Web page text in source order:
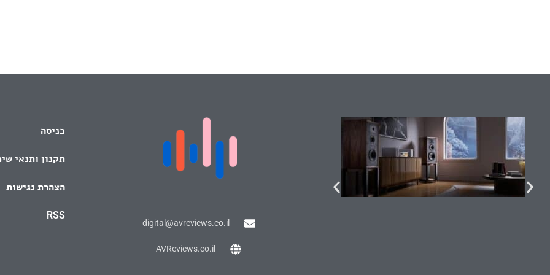
digital@avreviews.co.il
AVReviews.co.il
כניסה
תקנון ותנאי
הצהרת נגישות
RSS